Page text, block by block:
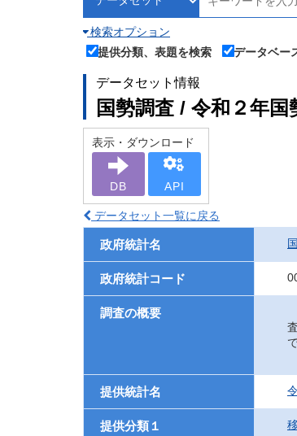
検索オプション
提供分類、表題を検索
データベー
データセット情報
国勢調査 / 令和２年
表示・ダウンロード
DB API
データセット一覧に戻る
政府統計名
政府統計コード
調査の概要
提供統計名
提供分類１